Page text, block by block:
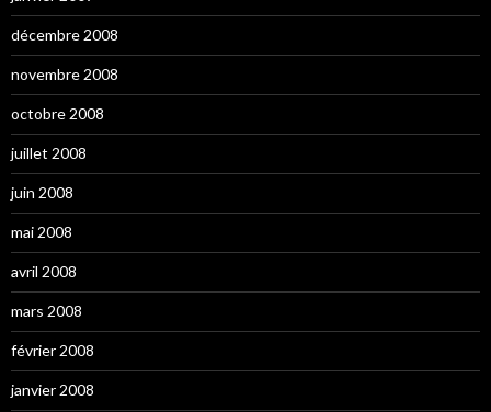
décembre 2008
novembre 2008
octobre 2008
juillet 2008
juin 2008
mai 2008
avril 2008
mars 2008
février 2008
janvier 2008